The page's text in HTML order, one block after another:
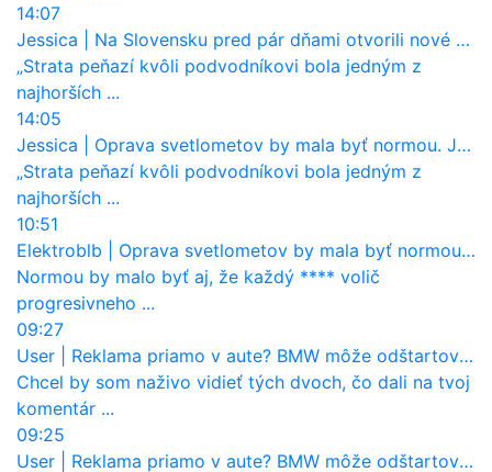
14:07
Jessica
Na Slovensku pred pár dňami otvorili nové mosty, ktoré to sú?
„Strata peňazí kvôli podvodníkovi bola jedným z
najhorších ...
14:05
Jessica
Oprava svetlometov by mala byť normou. Jeden nový dnes stojí priemerne 1251 eur!
„Strata peňazí kvôli podvodníkovi bola jedným z
najhorších ...
10:51
Elektroblb
Oprava svetlometov by mala byť normou. Jeden nový dnes stojí priemerne 1251 eur!
Normou by malo byť aj, že každý **** volič
progresivneho ...
09:27
User
Reklama priamo v aute? BMW môže odštartovať nový trend
Chcel by som naživo vidieť tých dvoch, čo dali na tvoj
komentár ...
09:25
User
Reklama priamo v aute? BMW môže odštartovať nový trend